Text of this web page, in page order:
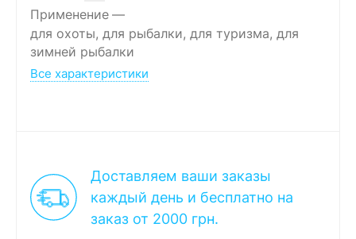
Применение
для охоты, для рыбалки, для туризма, для
зимней рыбалки
Все характеристики
Доставляем ваши заказы
каждый день и бесплатно на
заказ от 2000 грн.